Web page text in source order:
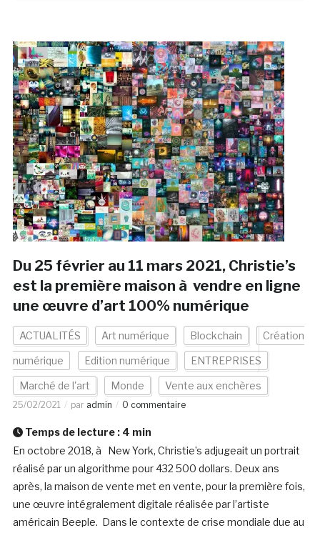
Du 25 février au 11 mars 2021, Christie’s
est la première maison à vendre en ligne
une œuvre d’art 100% numérique
ACTUALITÉS Art numérique Blockchain Création
numérique Edition numérique ENTREPRISES
Marché de l'art Monde Vente aux enchères
25/02/2021 par admin 0 commentaire
Temps de lecture : 4 min
En octobre 2018, à New York, Christie’s adjugeait un portrait
réalisé par un algorithme pour 432 500 dollars. Deux ans
après, la maison de vente met en vente, pour la première fois,
une œuvre intégralement digitale réalisée par l’artiste
américain Beeple. Dans le contexte de crise mondiale due au